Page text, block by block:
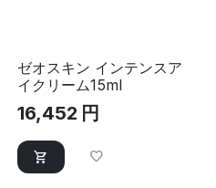
ゼオスキン インテンスア
イクリーム15ml
16,452 円